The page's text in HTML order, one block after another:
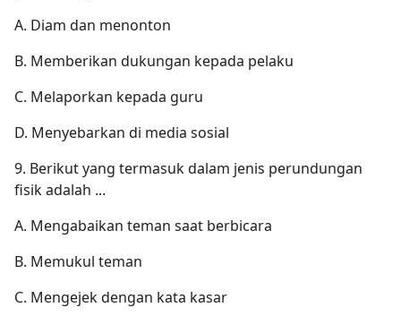
A. Diam dan menonton
B. Memberikan dukungan kepada pelaku
C. Melaporkan kepada guru
D. Menyebarkan di media sosial
9. Berikut yang termasuk dalam jenis perundungan
fisik adalah ...
A. Mengabaikan teman saat berbicara
B. Memukul teman
C. Mengejek dengan kata kasar